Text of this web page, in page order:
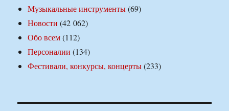
Музыкальные инструменты(69)
Новости (42 062)
Обо всем(112)
Персоналии (134)
Фестивали, конкурсы, концерты(233)